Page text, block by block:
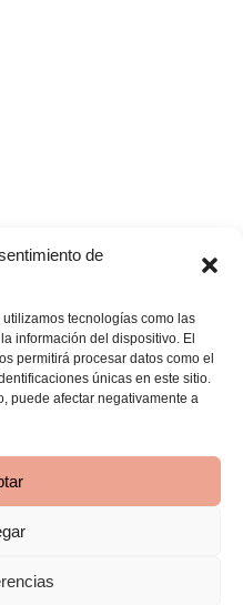
de
tecnologías como las
información del dispositivo. El
permitirá procesar datos como el
únicas en este sitio.
puede afectar negativamente a
TOOOLS